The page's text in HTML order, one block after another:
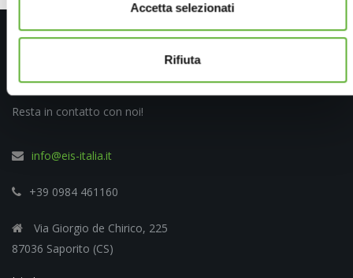
Accetta selezionati
Rifiuta
Resta in contatto con noi!
info@eis-italia.it
+39 0984 461160
Via Giorgio de Chirico, 225
87036 Saporito (CS)